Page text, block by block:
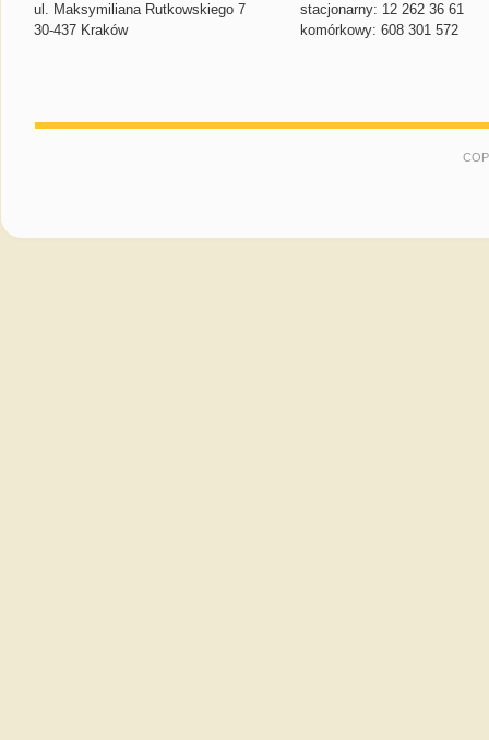
ul. Maksymiliana Rutkowskiego 7
30-437 Kraków
stacjonarny: 12 262 36 61
komórkowy: 608 301 572